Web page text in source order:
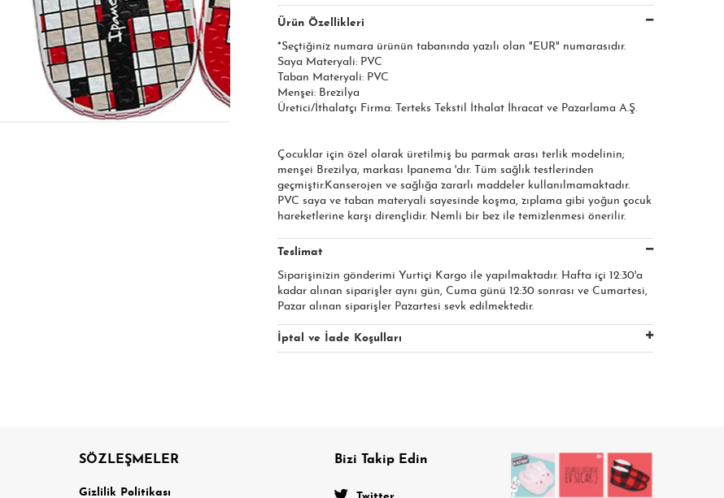
Ürün Özellikleri
*Seçtiğiniz numara ürünün tabanında yazılı olan "EUR" numarasıdır.
Saya Materyali: PVC
Taban Materyali: PVC
Menşei: Brezilya
Üretici/İthalatçı Firma: Terteks Tekstil İthalat İhracat ve Pazarlama A.Ş.
Çocuklar için özel olarak üretilmiş bu parmak arası terlik modelinin;
menşei Brezilya, markası Ipanema 'dır. Tüm sağlık testlerinden
geçmiştir.Kanserojen ve sağlığa zararlı maddeler kullanılmamaktadır.
PVC saya ve taban materyali sayesinde koşma, zıplama gibi yoğun çocuk
hareketlerine karşı dirençlidir. Nemli bir bez ile temizlenmesi önerilir.
Teslimat
Siparişinizin gönderimi Yurtiçi Kargo ile yapılmaktadır. Hafta içi 12:30'a
kadar alınan siparişler aynı gün, Cuma günü 12:30 sonrası ve Cumartesi,
Pazar alınan siparişler Pazartesi sevk edilmektedir.
İptal ve İade Koşulları
SÖZLEŞMELER
Gizlilik Politikası
Bizi Takip Edin